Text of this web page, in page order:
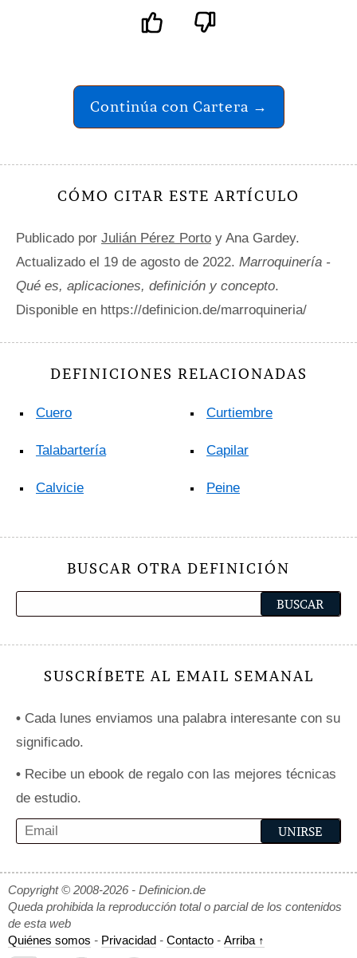
Continúa con Cartera →
CÓMO CITAR ESTE ARTÍCULO
Publicado por Julián Pérez Porto y Ana Gardey.
Actualizado el 19 de agosto de 2022. Marroquinería -
Qué es, aplicaciones, definición y concepto.
Disponible en https://definicion.de/marroquineria/
DEFINICIONES RELACIONADAS
Cuero
Talabartería
Calvicie
Curtiembre
Capilar
Peine
BUSCAR OTRA DEFINICIÓN
SUSCRÍBETE AL EMAIL SEMANAL
• Cada lunes enviamos una palabra interesante con su
significado.
• Recibe un ebook de regalo con las mejores técnicas
de estudio.
Copyright © 2008-2026 - Definicion.de
Queda prohibida la reproducción total o parcial de los contenidos
de esta web
Quiénes somos - Privacidad - Contacto - Arriba ↑